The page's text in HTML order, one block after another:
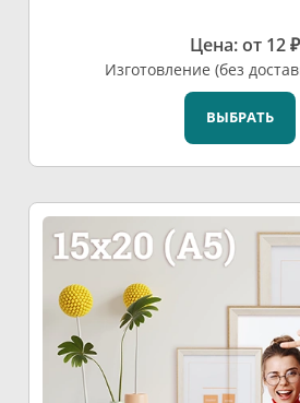
Цена: от 12 ₽
Изготовление (без
ВЫБРАТЬ